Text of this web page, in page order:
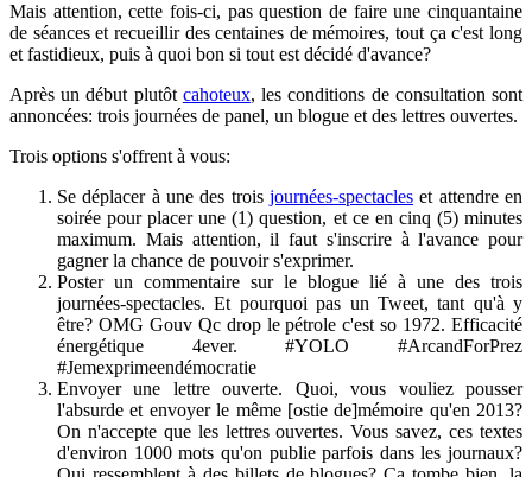
Mais attention, cette fois-ci, pas question de faire une cinquantaine
de séances et recueillir des centaines de mémoires, tout ça c'est long
et fastidieux, puis à quoi bon si tout est décidé d'avance?
Après un début plutôt cahoteux, les conditions de consultation sont
annoncées: trois journées de panel, un blogue et des lettres ouvertes.
Trois options s'offrent à vous:
Se déplacer à une des trois journées-spectacles et attendre en
soirée pour placer une (1) question, et ce en cinq (5) minutes
maximum. Mais attention, il faut s'inscrire à l'avance pour
gagner la chance de pouvoir s'exprimer.
Poster un commentaire sur le blogue lié à une des trois
journées-spectacles. Et pourquoi pas un Tweet, tant qu'à y
être? OMG Gouv Qc drop le pétrole c'est so 1972. Efficacité
énergétique 4ever. #YOLO #ArcandForPrez
#Jemexprimeendémocratie
Envoyer une lettre ouverte. Quoi, vous vouliez pousser
l'absurde et envoyer le même [ostie de]mémoire qu'en 2013?
On n'accepte que les lettres ouvertes. Vous savez, ces textes
d'environ 1000 mots qu'on publie parfois dans les journaux?